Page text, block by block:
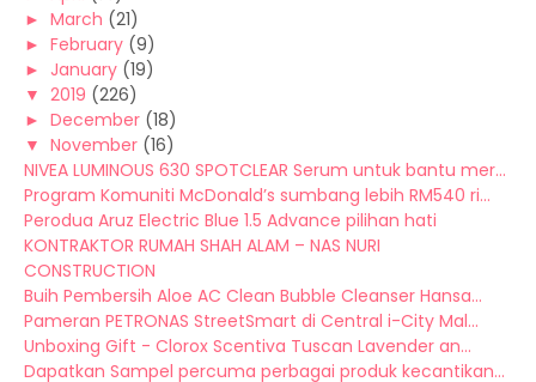
► March (21)
► February (9)
► January (19)
▼ 2019 (226)
► December (18)
▼ November (16)
NIVEA LUMINOUS 630 SPOTCLEAR Serum untuk bantu mer...
Program Komuniti McDonald’s sumbang lebih RM540 ri...
Perodua Aruz Electric Blue 1.5 Advance pilihan hati
KONTRAKTOR RUMAH SHAH ALAM – NAS NURI
CONSTRUCTION
Buih Pembersih Aloe AC Clean Bubble Cleanser Hansa...
Pameran PETRONAS StreetSmart di Central i-City Mal...
Unboxing Gift - Clorox Scentiva Tuscan Lavender an...
Dapatkan Sampel percuma perbagai produk kecantikan...